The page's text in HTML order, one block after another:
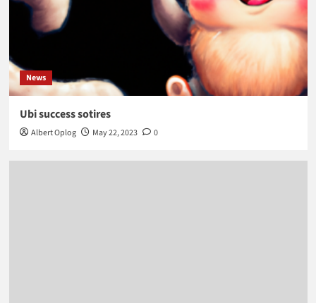
News
Ubi success sotires
Albert Oplog May 22, 2023 0